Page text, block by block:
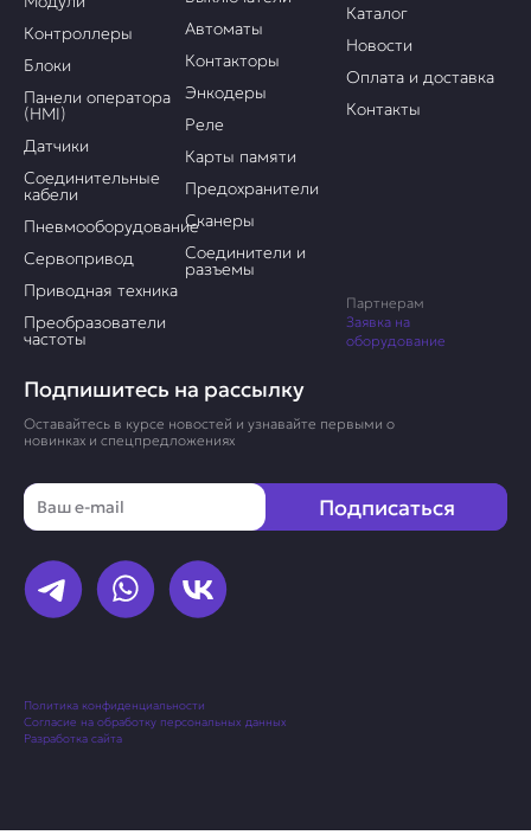
Подпишитесь на рассылку
Оставайтесь в курсе новостей и узнавайте первыми о
новинках и спецпредложениях
Email
Подписаться
Политика конфиденциальности
Согласие на обработку персональных данных
Разработка сайта
Контроллеры
Блоки
Панели оператора
(HMI)
Датчики
Соединительные
кабели
Пневмооборудование
Сервопривод
Приводная техника
Преобразователи
частоты
Автоматы
Контакторы
Энкодеры
Реле
Карты памяти
Предохранители
Сканеры
Соединители и
разъемы
Каталог
Новости
Оплата и доставка
Контакты
Партнерам
Заявка на
оборудование